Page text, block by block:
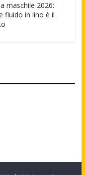
maschile 2026:
fluido in lino è il